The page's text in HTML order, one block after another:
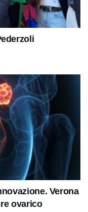
Verona
ovarico